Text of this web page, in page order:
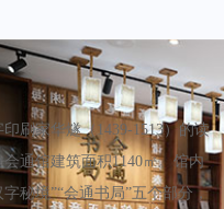
刷家华燧（1439-1513）的读
通馆建筑面积1140㎡。馆内
秘境”“会通书局”五个部分，